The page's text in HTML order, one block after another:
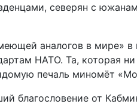
северян с
аналогов в мире»
НАТО. Та, которая
печаль миномёт
благословение от